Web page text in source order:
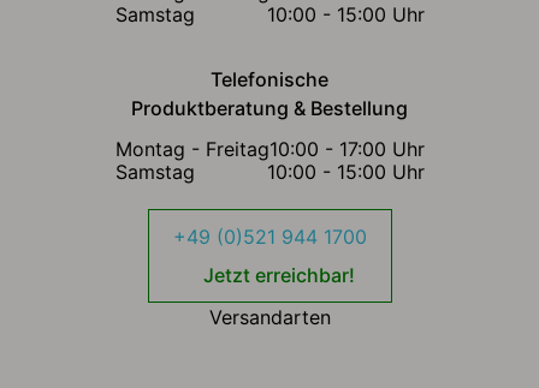
Samstag
10:00 - 15:00 Uhr
Telefonische
Produktberatung & Bestellung
Montag - Freitag10:00 - 17:00 Uhr
Samstag
10:00 - 15:00 Uhr
+49 (0)521 944 1700
Jetzt erreichbar!
Versandarten